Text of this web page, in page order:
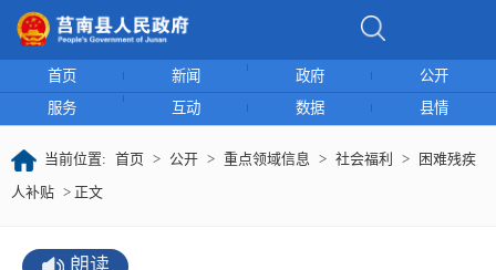
首页 新闻 政府
公开
服务
互动 数据 县情
当前位置: 首页 > 公开 > 重点领域信息 > 社会福利 > 困难残疾
人补贴 > 正文
朗读